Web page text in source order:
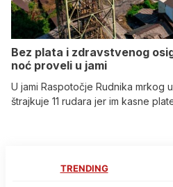
Bez plata i zdravstvenog
noć proveli u jami
U jami Raspotočje Rudnika mrkog
štrajkuje 11 rudara jer im kasne
TRENDING